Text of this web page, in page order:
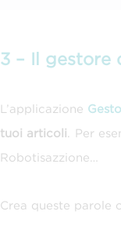
3 – Il gestore
L’applicazione
tuoi articoli . Per
Robotisazzione…
Crea queste parole